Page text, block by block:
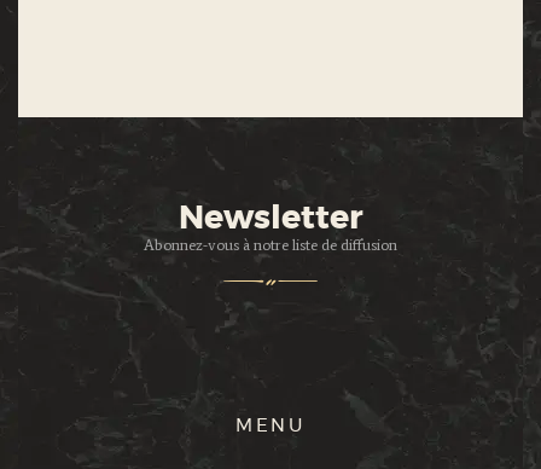
Newsletter
Abonnez-vous à notre liste de diffusion
MENU